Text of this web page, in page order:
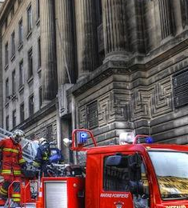
et chaleur : ce
dit la science
smartphone nuit-il à
de la
?